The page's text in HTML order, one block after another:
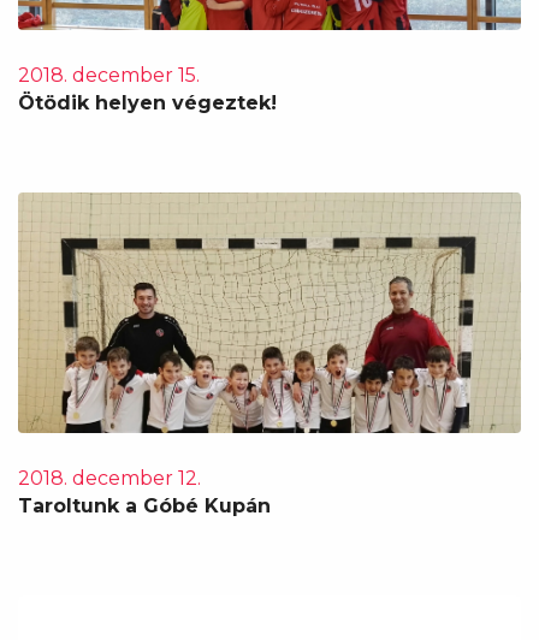
2018. december 15.
Ötödik helyen végeztek!
2018. december 12.
Taroltunk a Góbé Kupán